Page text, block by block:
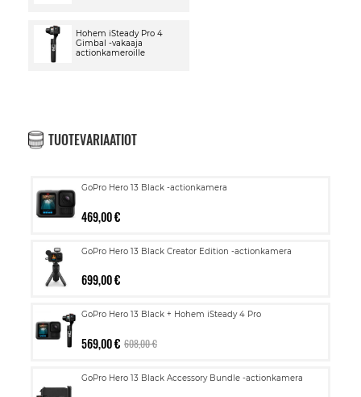
Hohem iSteady Pro 4
Gimbal -vakaaja
actionkameroille
TUOTEVARIAATIOT
GoPro Hero 13 Black -actionkamera
469,00 €
GoPro Hero 13 Black Creator Edition -actionkamera
699,00 €
GoPro Hero 13 Black + Hohem iSteady 4 Pro
569,00 € 608,00 €
GoPro Hero 13 Black Accessory Bundle -actionkamera